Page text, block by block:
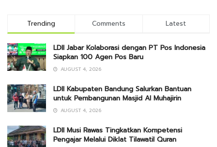
Trending Comments Latest
LDII Jabar Kolaborasi dengan PT Pos Indonesia
Siapkan 100 Agen Pos Baru
AUGUST 4, 2026
LDII Kabupaten Bandung Salurkan Bantuan
untuk Pembangunan Masjid Al Muhajirin
AUGUST 4, 2026
LDII Musi Rawas Tingkatkan Kompetensi
Pengajar Melalui Diklat Tilawatil Quran